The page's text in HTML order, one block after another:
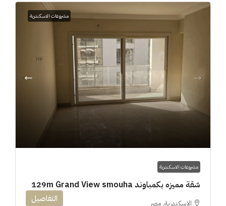
مشروعات الاسكندرية
مشروعات الاسكندرية
شقة مميزه بكمباوند 129m Grand View smouha
الاسكندرية, مصر التفاصيل